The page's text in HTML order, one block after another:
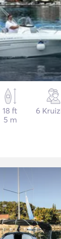
18 ft
5 m
6